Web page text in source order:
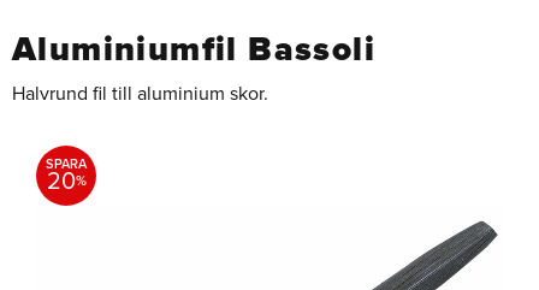
Aluminiumfil Bassoli
Halvrund fil till aluminium skor.
SPARA
20%